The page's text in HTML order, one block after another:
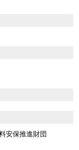
安保推進財団